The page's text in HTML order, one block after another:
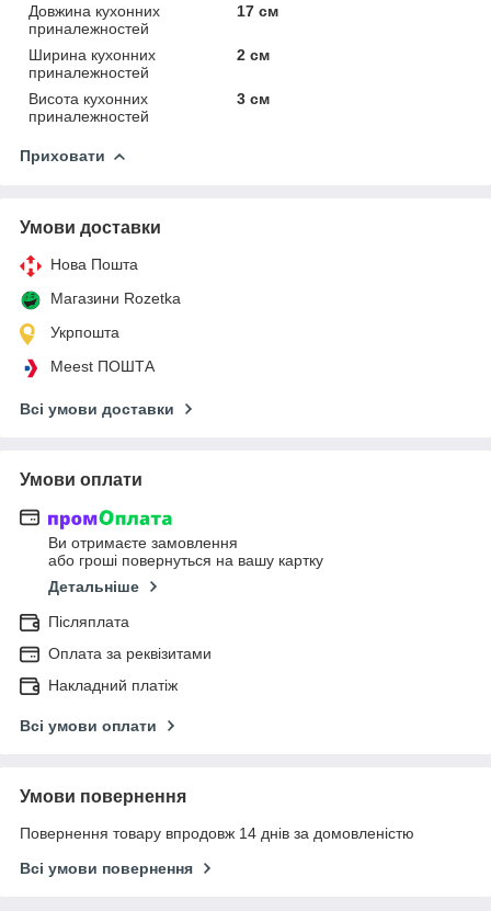
Довжина кухонних
приналежностей
17 см
Ширина кухонних
приналежностей
2 см
Висота кухонних
приналежностей
3 см
Приховати
Умови доставки
Нова Пошта
Магазини Rozetka
Укрпошта
Meest ПОШТА
Всі умови доставки
Умови оплати
Ви отримаєте замовлення
або гроші повернуться на вашу картку
Детальніше
Післяплата
Оплата за реквізитами
Накладний платіж
Всі умови оплати
Умови повернення
Повернення товару впродовж 14 днів за домовленістю
Всі умови повернення